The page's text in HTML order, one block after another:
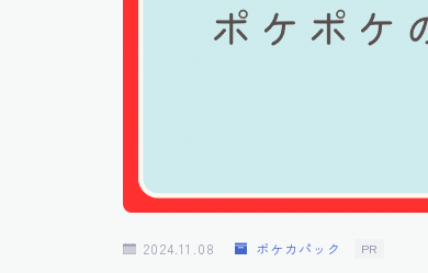
2024.11.08 ポケカパック PR